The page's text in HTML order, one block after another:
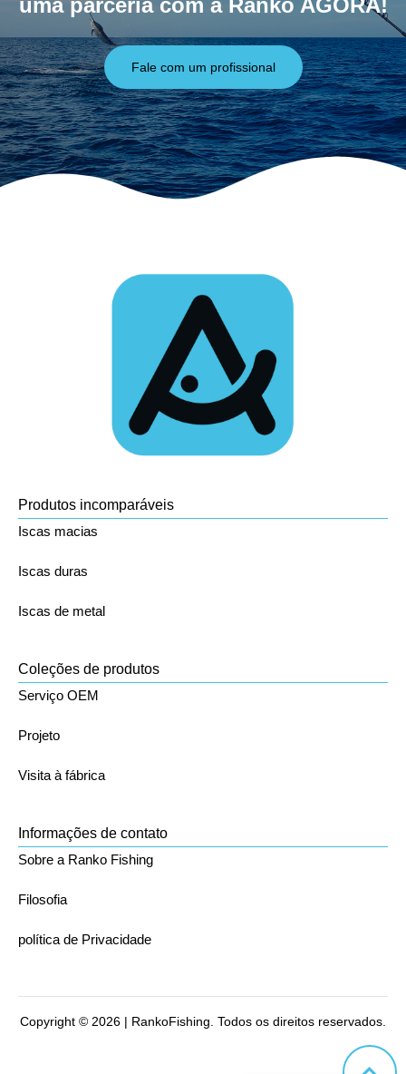
Fale com um profissional
Produtos incomparáveis
Iscas macias
Iscas duras
Iscas de metal
Coleções de produtos
Serviço OEM
Projeto
Visita à fábrica
Informações de contato
Sobre a Ranko Fishing
Filosofia
política de Privacidade
Copyright © 2026 | RankoFishing. Todos os direitos reservados.